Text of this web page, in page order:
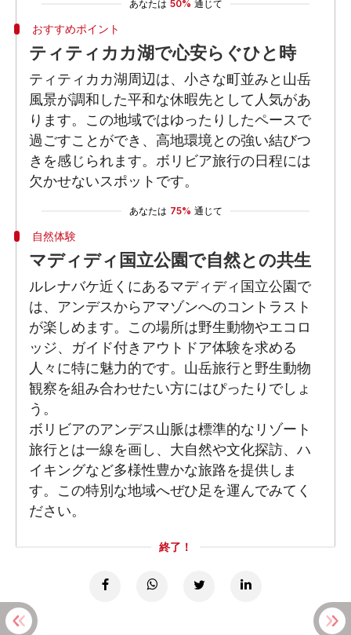
あなたは 50% 通じて
おすすめポイント
ティティカカ湖で心安らぐひと時
ティティカカ湖周辺は、小さな町並みと山岳
風景が調和した平和な休暇先として人気があ
ります。この地域ではゆったりしたペースで
過ごすことができ、高地環境との強い結びつ
きを感じられます。ボリビア旅行の日程には
欠かせないスポットです。
あなたは 75% 通じて
自然体験
マディディ国立公園で自然との共生
ルレナバケ近くにあるマディディ国立公園で
は、アンデスからアマゾンへのコントラスト
が楽しめます。この場所は野生動物やエコロ
ッジ、ガイド付きアウトドア体験を求める
人々に特に魅力的です。山岳旅行と野生動物
観察を組み合わせたい方にはぴったりでしょ
う。
ボリビアのアンデス山脈は標準的なリゾート
旅行とは一線を画し、大自然や文化探訪、ハ
イキングなど多様性豊かな旅路を提供しま
す。この特別な地域へぜひ足を運んでみてく
ださい。
終了！